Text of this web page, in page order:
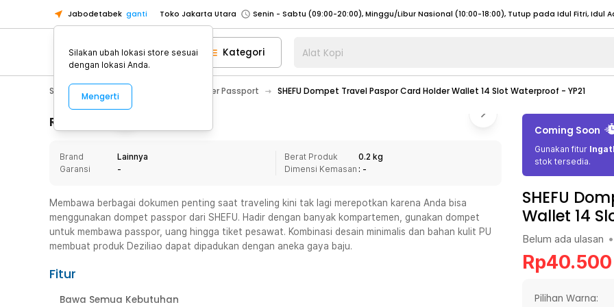
Jabodetabek ganti Toko Jakarta Utara
Toko Tangerang
Toko Cikupa
Pick n Go Jakarta Barat
Senin - Jumat (07:00 - 20:00), Sabtu - Minggu (08:00 - 20:00), Tutup pada Idul Fitri
Pick n Go Bekasi
Senin - Jumat (08:00 - 20:00), Sabtu - Minggu/ Libur Nasional (08:00 - 17:00) Selengkapnya
Senin - Jumat (08:00 - 20:00), Sabtu - Minggu/ Libur Nasional (08:00 - 17:00) Selengkapnya
Senin - Sabtu (09:00-20:00), Minggu/Libur Nasional (12:00-20:00), Tutup pada Idul Fitri
Senin - Sabtu (09:00-20:00), Minggu/Libur Nasional (12:00-20:00), Tutup pada Idul Fitri
Toko Tangerang
Toko Cikupa
Pick n Go Jakarta Barat
Senin - Jumat (07:00 - 20:00), Sabtu - Minggu (08:00 - 20:00), Tutup pada Idul Fitri
Senin - Jumat (08:00 - 20:00), Sabtu - Minggu/ Libur Nasional (08:00 - 17:00) Selengkapnya
Kategori Alat Kopi
Sport & Outdoor Cover Passport SHEFU Dompet Travel Paspor Card Holder Wallet 14 Slot Waterproof - YP21
Rincian Produk
Brand
Lainnya
Garansi
-
Berat Produk
0.2 kg
Dimensi Kemasan : -
Membawa berbagai dokumen penting saat traveling kini tak lagi merepotkan karena Anda bisa
menggunakan dompet passpor dari SHEFU. Hadir dengan banyak kompartemen, gunakan dompet
untuk membawa passpor, uang hingga tiket pesawat. Kombinasi desain minimalis dan bahan kulit PU
membuat produk Deziliao dapat dipadukan dengan aneka gaya baju.
Fitur
Bawa Semua Kebutuhan
Coming Soon
Gunakan fitur
stok tersedia.
SHEFU
Wallet 14
Belum ada ulasan •
Rp40.500
Pilihan Warna:
Silakan ubah lokasi store sesuai
dengan lokasi Anda.
Mengerti